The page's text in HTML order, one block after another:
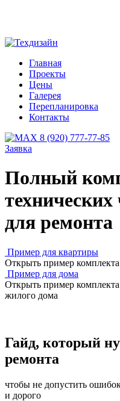
Главная
Проекты
Цены
Галерея
Перепланировка
Контакты
8 (920) 777-77-85
Заявка
Полный
для ремонта
Пример для квартиры
Открыть пример
Пример для дома
Открыть пример
жилого дома
Гайд, который
ремонта
чтобы не допустить
и дорого